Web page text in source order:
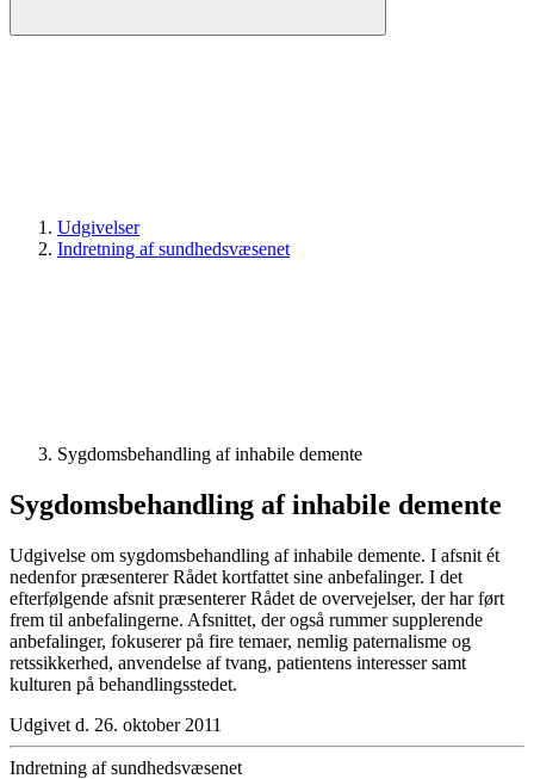
Udgivelser
Indretning af sundhedsvæsenet
Sygdomsbehandling af inhabile demente
Sygdomsbehandling af inhabile demente
Udgivelse om sygdomsbehandling af inhabile demente. I afsnit ét
nedenfor præsenterer Rådet kortfattet sine anbefalinger. I det
efterfølgende afsnit præsenterer Rådet de overvejelser, der har ført
frem til anbefalingerne. Afsnittet, der også rummer supplerende
anbefalinger, fokuserer på fire temaer, nemlig paternalisme og
retssikkerhed, anvendelse af tvang, patientens interesser samt
kulturen på behandlingsstedet.
Udgivet d. 26. oktober 2011
Indretning af sundhedsvæsenet